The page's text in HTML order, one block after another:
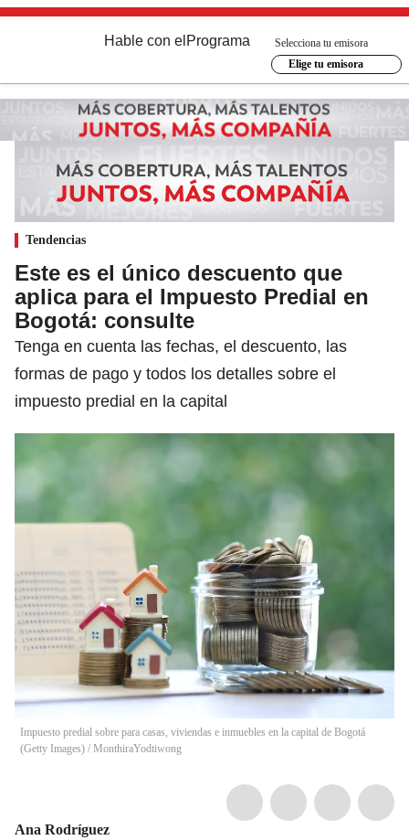
Hable con el Programa
Selecciona tu emisora
Elige tu emisora
Tendencias
Este es el único descuento que
aplica para el Impuesto Predial en
Bogotá: consulte
Tenga en cuenta las fechas, el descuento, las
formas de pago y todos los detalles sobre el
impuesto predial en la capital
Impuesto predial sobre para casas, viviendas e inmuebles en la capital de Bogotá
(Getty Images) / MonthiraYodtiwong
Ana Rodríguez